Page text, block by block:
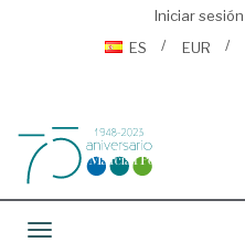
Iniciar sesión
ES
EUR
Toggle navigation